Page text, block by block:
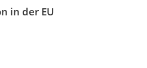
in der EU